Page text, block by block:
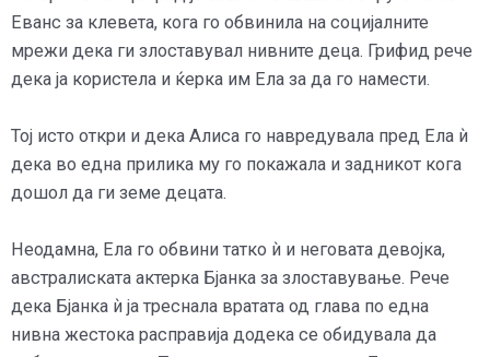
Еванс за клевета, кога го обвинила на социјалните
мрежи дека ги злоставувал нивните деца. Грифид рече
дека ја користела и ќерка им Ела за да го намести.
Тој исто откри и дека Алиса го навредувала пред Ела ѝ
дека во една прилика му го покажала и задникот кога
дошол да ги земе децата.
Неодамна, Ела го обвини татко ѝ и неговата девојка,
австралиската актерка Бјанка за злоставување. Рече
дека Бјанка ѝ ја треснала вратата од глава по една
нивна жестока расправија додека се обидувала да